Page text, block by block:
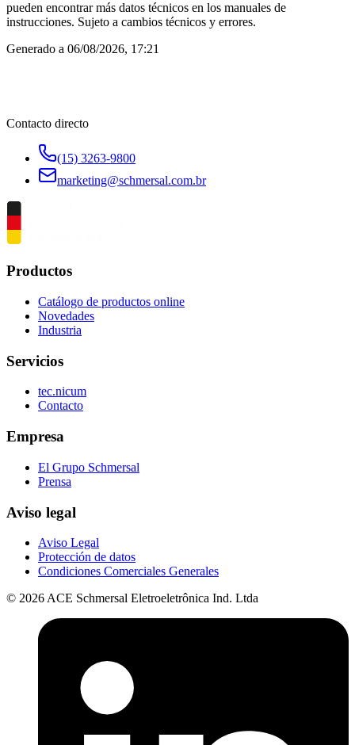
pueden encontrar más datos técnicos en los manuales de
instrucciones. Sujeto a cambios técnicos y errores.
Generado a 06/08/2026, 17:21
Contacto directo
(15) 3263-9800
marketing@schmersal.com.br
Productos
Catálogo de productos online
Novedades
Industria
Servicios
tec.nicum
Contacto
Empresa
El Grupo Schmersal
Prensa
Aviso legal
Aviso Legal
Protección de datos
Condiciones Comerciales Generales
© 2026 ACE Schmersal Eletroeletrônica Ind. Ltda